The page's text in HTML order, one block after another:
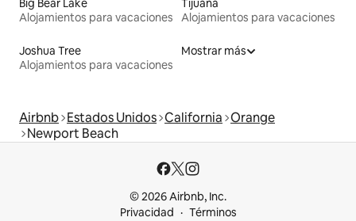
Big Bear Lake
Alojamientos para vacaciones
Tijuana
Alojamientos para vacaciones
Joshua Tree
Alojamientos para vacaciones
Mostrar más
Airbnb Estados Unidos California Orange
Newport Beach
© 2026 Airbnb, Inc.
Privacidad
Términos